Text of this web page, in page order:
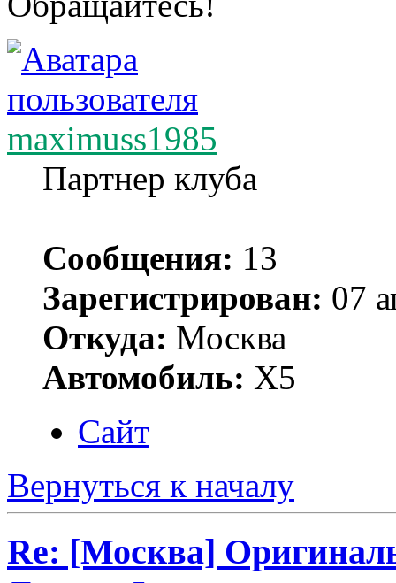
maximuss1985
Партнер клуба
Сообщения: 13
Зарегистрирован: 07
Откуда: Москва
Автомобиль: Х5
Сайт
Вернуться к началу
Re: [Москва]